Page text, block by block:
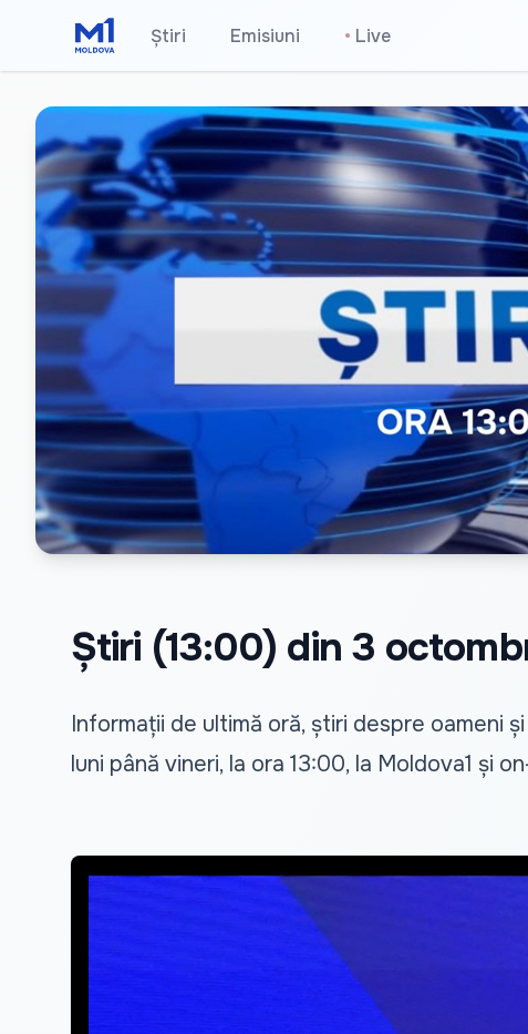
Știri Emisiuni • Live
Știri (13:00) din 3
Informații de ultimă oră, știri despre oameni
luni până vineri, la ora 13:00, la Moldova1 și